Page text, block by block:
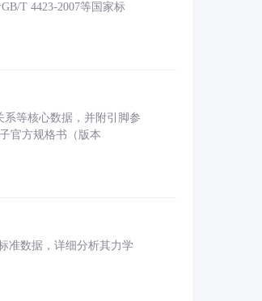
T 4423-2007等国家标
系等核心数据，并附引脚参
官方规格书（版本
准数据，详细分析其力学